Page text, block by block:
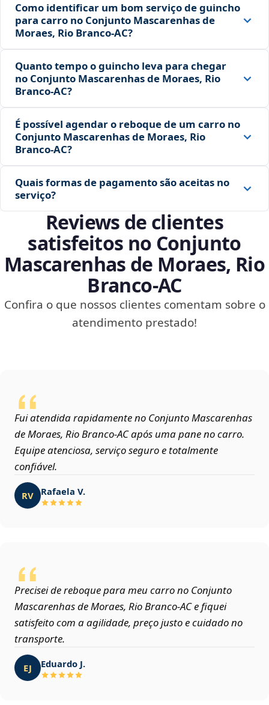
Como identificar um bom serviço de guincho
para carro no Conjunto Mascarenhas de
Moraes, Rio Branco‑AC?
Quanto tempo o guincho leva para chegar
no Conjunto Mascarenhas de Moraes, Rio
Branco‑AC?
É possível agendar o reboque de um carro no
Conjunto Mascarenhas de Moraes, Rio
Branco‑AC?
Quais formas de pagamento são aceitas no
serviço?
Reviews de clientes
satisfeitos no Conjunto
Mascarenhas de Moraes, Rio
Branco‑AC
Confira o que nossos clientes comentam sobre o
atendimento prestado!
Fui atendida rapidamente no Conjunto Mascarenhas
de Moraes, Rio Branco‑AC após uma pane no carro.
Equipe atenciosa, serviço seguro e totalmente
confiável.
RV Rafaela V.
Precisei de reboque para meu carro no Conjunto
Mascarenhas de Moraes, Rio Branco‑AC e fiquei
satisfeito com a agilidade, preço justo e cuidado no
transporte.
EJ Eduardo J.